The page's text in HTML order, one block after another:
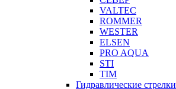
VALTEC
ROMMER
WESTER
ELSEN
PRO AQUA
STI
TIM
Гидравлические стрелки